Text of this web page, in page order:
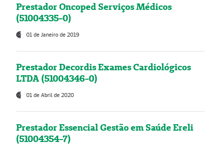
Prestador Oncoped Serviços Médicos
(51004335-0)
01 de Janeiro de 2019
Prestador Decordis Exames Cardiológicos
LTDA (51004346-0)
01 de Abril de 2020
Prestador Essencial Gestão em Saúde Ereli
(51004354-7)